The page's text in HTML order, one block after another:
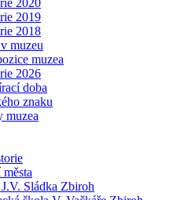
2020
2019
2018
muzeu
muzea
2026
doba
znaku
muzea
Sládka Zbiroh